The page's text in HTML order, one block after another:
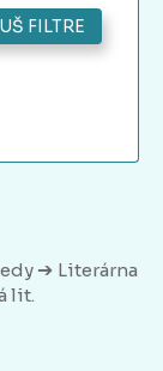
FILTRE
➔ Literárna
lit.